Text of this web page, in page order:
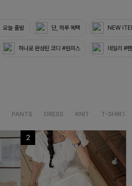
오늘 출발 단, 하루 혜택 NEW
하나로 완성된 코디 #원피스 데일리 #
PANTS DRESS KNIT T-SHIRT